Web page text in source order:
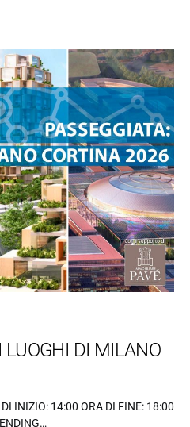
DI MILANO
INIZIO: 14:00 ORA DI FINE: 18:00